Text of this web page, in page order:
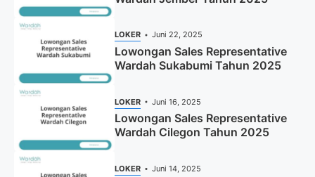
LOKER Juni 22, 2025
Lowongan Sales Representative
Wardah Sukabumi Tahun 2025
LOKER Juni 16, 2025
Lowongan Sales Representative
Wardah Cilegon Tahun 2025
LOKER Juni 14, 2025